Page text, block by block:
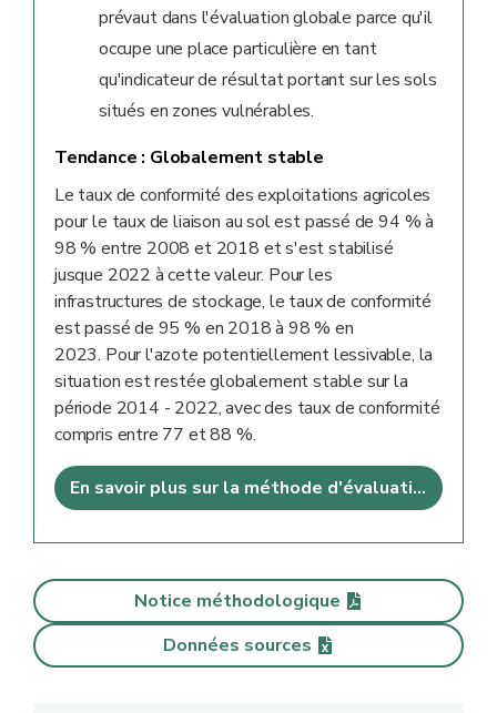
prévaut dans l'évaluation globale parce qu'il
occupe une place particulière en tant
qu'indicateur de résultat portant sur les sols
situés en zones vulnérables.
Tendance : Globalement stable
Le taux de conformité des exploitations agricoles
pour le taux de liaison au sol est passé de 94 % à
98 % entre 2008 et 2018 et s'est stabilisé
jusque 2022 à cette valeur. Pour les
infrastructures de stockage, le taux de conformité
est passé de 95 % en 2018 à 98 % en
2023. Pour l'azote potentiellement lessivable, la
situation est restée globalement stable sur la
période 2014 - 2022, avec des taux de conformité
compris entre 77 et 88 %.
En savoir plus sur la méthode d'évaluation
Notice méthodologique
Données sources